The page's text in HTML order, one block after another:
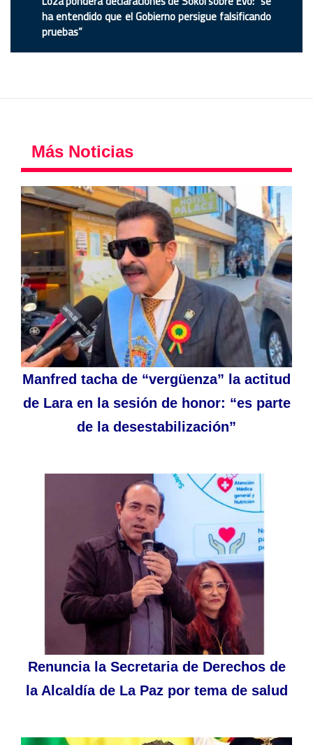
ha entendido que el Gobierno persigue falsificando
pruebas”
Más Noticias
Manfred tacha de “vergüenza” la actitud
de Lara en la sesión de honor: “es parte
de la desestabilización”
Renuncia la Secretaria de Derechos de
la Alcaldía de La Paz por tema de salud